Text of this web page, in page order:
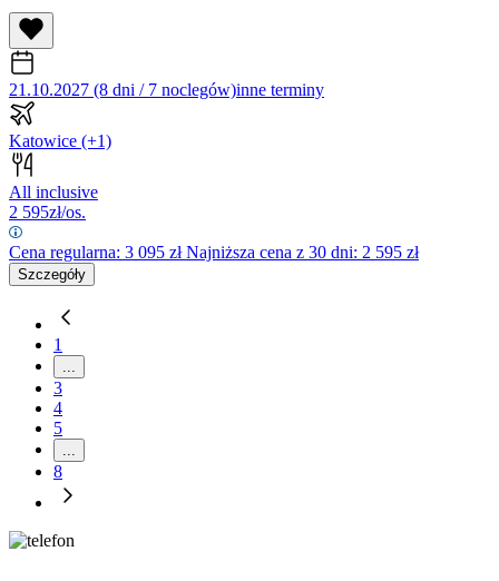
21.10.2027 (8 dni / 7 noclegów)inne terminy
Katowice (+1)
All inclusive
2 595zł/os.
Cena regularna: 3 095 złNajniższa cena z 30 dni: 2 595 zł
Szczegóły
1
...
3
4
5
...
8